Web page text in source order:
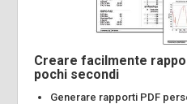
Creare facilmente
pochi secondi
Generare rapporti PDF